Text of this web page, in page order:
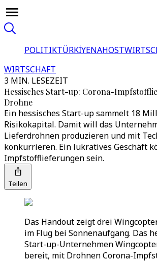
POLITIKTÜRKİYENAHOST
WIRTSCHAFT
3 MIN. LESEZEIT
Hessisches Start-up: Corona-
Drohne
Ein hessisches Start-up sammelt 18
Risikokapital. Damit will das
Lieferdrohnen produzieren und mit
konkurrieren. Ein lukratives Geschäft
Impfstofflieferungen sein.
Teilen
Das Handout zeigt drei
im Flug bei Sonnenaufgang. Das
Start-up-Unternehmen
bereit, mit Drohnen Corona-